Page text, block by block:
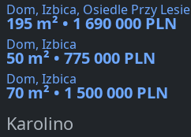
Dom, Izbica, Osiedle Przy Lesie
195 m² • 1 690 000 PLN
Dom, Izbica
50 m² • 775 000 PLN
Dom, Izbica
70 m² • 1 500 000 PLN
Karolino